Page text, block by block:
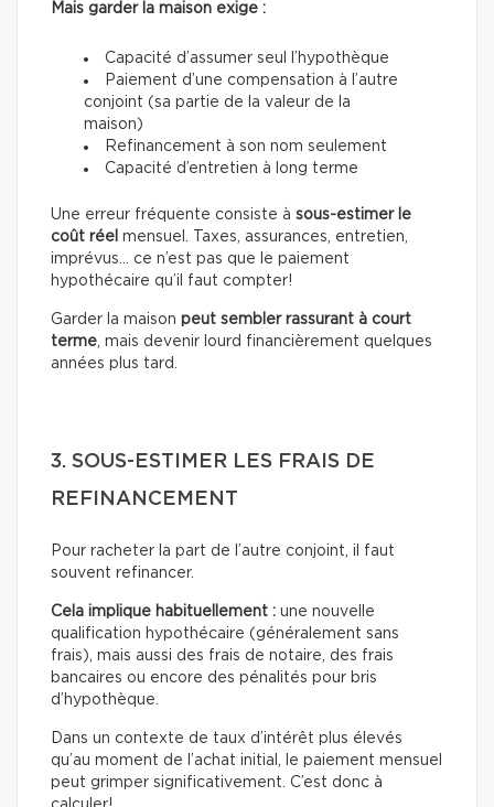
Mais garder la maison exige :
Capacité d’assumer seul l’hypothèque
Paiement d’une compensation à l’autre
conjoint (sa partie de la valeur de la
maison)
Refinancement à son nom seulement
Capacité d’entretien à long terme
Une erreur fréquente consiste à sous-estimer le
coût réel mensuel. Taxes, assurances, entretien,
imprévus… ce n’est pas que le paiement
hypothécaire qu’il faut compter!
Garder la maison peut sembler rassurant à court
terme, mais devenir lourd financièrement quelques
années plus tard.
3. SOUS-ESTIMER LES FRAIS DE
REFINANCEMENT
Pour racheter la part de l’autre conjoint, il faut
souvent refinancer.
Cela implique habituellement : une nouvelle
qualification hypothécaire (généralement sans
frais), mais aussi des frais de notaire, des frais
bancaires ou encore des pénalités pour bris
d’hypothèque.
Dans un contexte de taux d’intérêt plus élevés
qu’au moment de l’achat initial, le paiement mensuel
peut grimper significativement. C’est donc à